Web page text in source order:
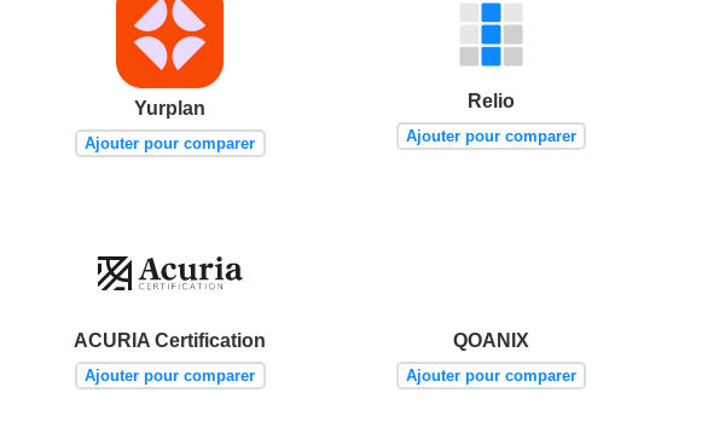
Yurplan
Ajouter pour comparer
Relio
Ajouter pour comparer
ACURIA Certification
Ajouter pour comparer
QOANIX
Ajouter pour comparer